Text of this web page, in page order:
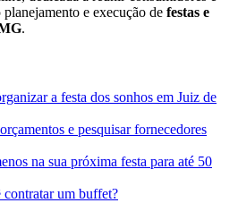
e execução de festas e
.
a festa dos sonhos em Juiz de
e pesquisar fornecedores
na sua próxima festa para até 50
um buffet?